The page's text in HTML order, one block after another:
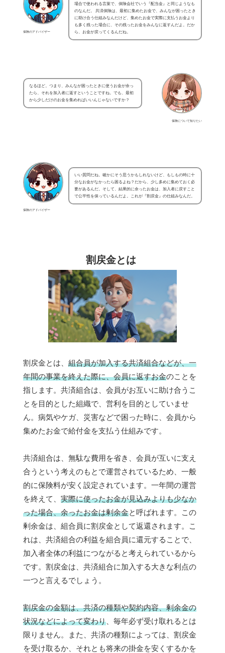
保険のアドバイザー
場合で使われる言葉で、保険会社でいう『配当金』と同じようなも
のなんだ。 共済保険は、最初に集めたお金で、みんなが困ったとき
に助け合う仕組みなんだけど、集めたお金で実際に支払うお金より
も多く残った場合に、その残ったお金をみんなに返すんだよ。だか
ら、お金が戻ってくるんだね。
保険について知りたい
なるほど。つまり、みんなが困ったときに使うお金が余っ
たら、それを加入者に返すということですね。でも、最初
から少しだけのお金を集めればいいんじゃないですか？
保険のアドバイザー
いい質問だね。確かにそう思うかもしれないけど、もしもの時に十
分なお金がなかったら困るよね？だから、少し多めに集めておく必
要があるんだ。そして、結果的に余ったお金は、加入者に戻すこと
で公平性を保っているんだよ。これが『割戻金』の仕組みなんだ。
割戻金とは
割戻金とは、 組合員が加入する共済組合などが、一
年間の事業を終えた際に、会員に返すお金のことを
指します。共済組合は、会員がお互いに助け合うこ
とを目的とした組織で、営利を目的としていませ
ん。病気やケガ、災害などで困った時に、会員から
集めたお金で給付金を支払う仕組みです。
共済組合は、無駄な費用を省き、会員が互いに支え
合うという考えのもとで運営されているため、一般
的に保険料が安く設定されています。一年間の運営
を終えて、 実際に使ったお金が見込みよりも少なか
った場合、余ったお金は剰余金と呼ばれます。この
剰余金は、組合員に割戻金として返還されます。こ
れは、共済組合の利益を組合員に還元することで、
加入者全体の利益につながると考えられているから
です。割戻金は、共済組合に加入する大きな利点の
一つと言えるでしょう。
割戻金の金額は、共済の種類や契約内容、剰余金の
状況などによって変わり 、毎年必ず受け取れるとは
限りません。また、共済の種類によっては、割戻金
を受け取るか、それとも将来の掛金を安くするかを